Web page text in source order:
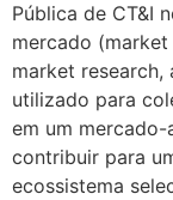
Pública de CT&I
mercado
market research,
utilizado para
em um
contribuir para
ecossistema